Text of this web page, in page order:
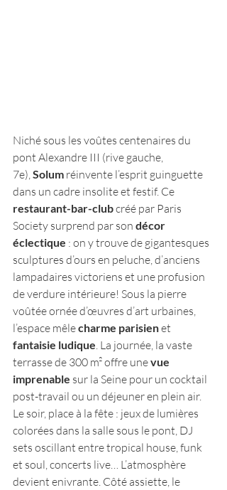
Niché sous les voûtes centenaires du
pont Alexandre III (rive gauche,
7e), Solum réinvente l’esprit guinguette
dans un cadre insolite et festif. Ce
restaurant-bar-club créé par Paris
Society surprend par son décor
éclectique : on y trouve de gigantesques
sculptures d’ours en peluche, d’anciens
lampadaires victoriens et une profusion
de verdure intérieure!​ Sous la pierre
voûtée ornée d’œuvres d’art urbaines,
l’espace mêle charme parisien et
fantaisie ludique. La journée, la vaste
terrasse de 300 m² offre une vue
imprenable sur la Seine pour un cocktail
post-travail ou un déjeuner en plein air.
Le soir, place à la fête : jeux de lumières
colorées dans la salle sous le pont, DJ
sets oscillant entre tropical house, funk
et soul, concerts live… L’atmosphère
devient enivrante. Côté assiette, le